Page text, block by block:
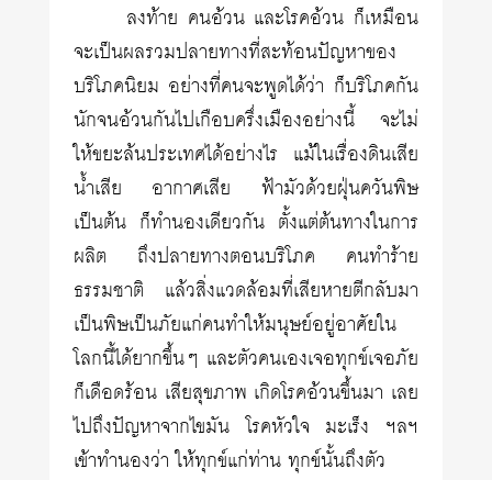
ลงท้าย คนอ้วน และโรคอ้วน ก็เหมือน
จะเป็นผลรวมปลายทางที่สะท้อนปัญหาของ
บริโภคนิยม อย่างที่คนจะพูดได้ว่า ก็บริโภคกัน
นักจนอ้วนกันไปเกือบครึ่งเมืองอย่างนี้ จะไม่
ให้ขยะล้นประเทศได้อย่างไร แม้ในเรื่องดินเสีย
น้ำเสีย อากาศเสีย ฟ้ามัวด้วยฝุ่นควันพิษ
เป็นต้น ก็ทำนองเดียวกัน ตั้งแต่ต้นทางในการ
ผลิต ถึงปลายทางตอนบริโภค คนทำร้าย
ธรรมชาติ แล้วสิ่งแวดล้อมที่เสียหายตีกลับมา
เป็นพิษเป็นภัยแก่คนทำให้มนุษย์อยู่อาศัยใน
โลกนี้ได้ยากขึ้นๆ และตัวคนเองเจอทุกข์เจอภัย
ก็เดือดร้อน เสียสุขภาพ เกิดโรคอ้วนขึ้นมา เลย
ไปถึงปัญหาจากไขมัน โรคหัวใจ มะเร็ง ฯลฯ
เข้าทำนองว่า ให้ทุกข์แก่ท่าน ทุกข์นั้นถึงตัว